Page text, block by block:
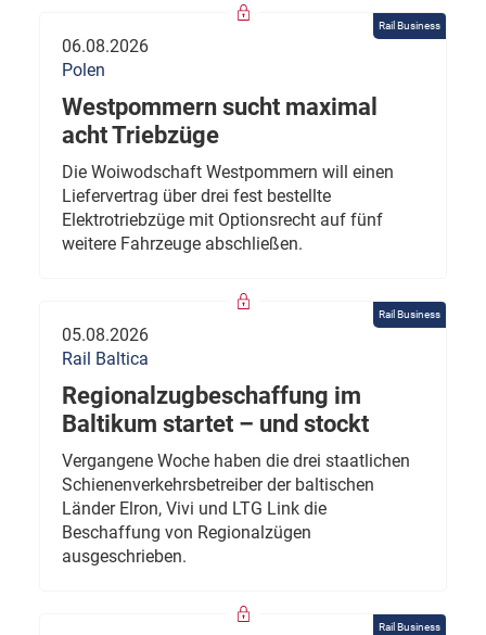
Rail Business
06.08.2026
Polen
Westpommern sucht maximal
acht Triebzüge
Die Woiwodschaft Westpommern will einen
Liefervertrag über drei fest bestellte
Elektrotriebzüge mit Optionsrecht auf fünf
weitere Fahrzeuge abschließen.
Rail Business
05.08.2026
Rail Baltica
Regionalzugbeschaffung im
Baltikum startet – und stockt
Vergangene Woche haben die drei staatlichen
Schienenverkehrsbetreiber der baltischen
Länder Elron, Vivi und LTG Link die
Beschaffung von Regionalzügen
ausgeschrieben.
Rail Business